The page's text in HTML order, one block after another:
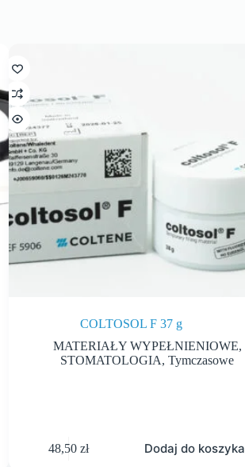
COLTOSOL F 37 g
MATERIAŁY WYPEŁNIENIOWE,
STOMATOLOGIA,Tymczasowe
48,50 zł Dodaj do koszyka